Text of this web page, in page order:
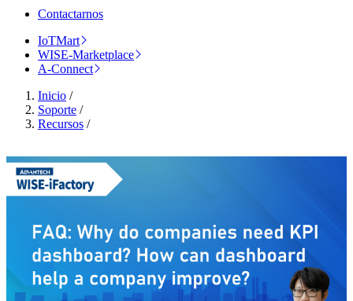
Contactarnos
IoTMart
WISE-Marketplace
A-Connect
Inicio /
Soporte /
Recursos /